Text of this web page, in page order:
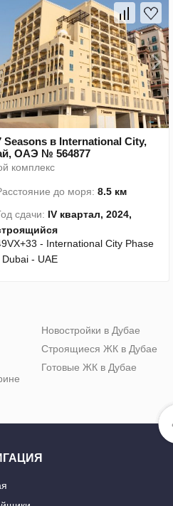
в International City,
ОАЭ № 564877
комплекс
до моря: 8.5 км
сдачи: IV квартал, 2024,
- International City Phase
Dubai - UAE
Новостройки в Дубае
Строящиеся ЖК в Дубае
Готовые ЖК в Дубае